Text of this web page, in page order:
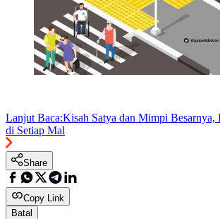
Lanjut Baca:Kisah Satya dan Mimpi
di Setiap Mal
Share
Copy Link
Batal